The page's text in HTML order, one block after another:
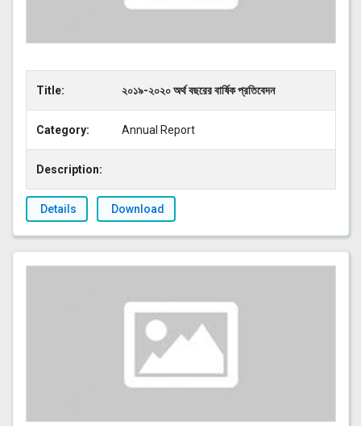
Title: ২০১৯-২০২০ অর্থ বছরের বার্ষিক প্রতিবেদন
Category: Annual Report
Description:
Details Download